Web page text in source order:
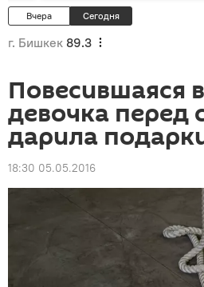
Вчера Сегодня
г. Бишкек 89.3
Повесившаяся
девочка перед
дарила
18:30 05.05.2016